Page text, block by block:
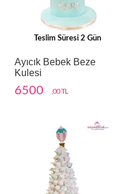
Teslim Süresi 2 Gün
Ayıcık Bebek Beze
Kulesi
6500 ,00 TL